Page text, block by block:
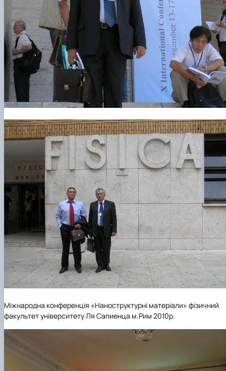
Міжнародна конференція «Наноструктурні матеріали» фізичний
факультет університету Ля Сапиенца м.Рим 2010р.